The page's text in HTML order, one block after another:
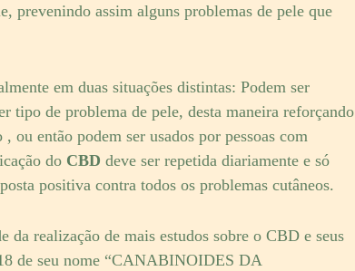
prevenindo assim alguns problemas de pele que
em duas situações distintas: Podem ser
tipo de problema de pele, desta maneira reforçando
ou então podem ser usados por pessoas com
doCBD deve ser repetida diariamente e só
positiva contra todos os problemas cutâneos.
da realização de mais estudos sobre o CBD e seus
de seu nome “CANABINOIDES DA